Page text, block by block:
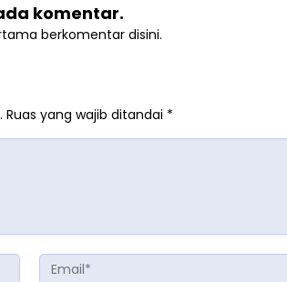
komentar.
berkomentar disini.
Ruas yang wajib ditandai *